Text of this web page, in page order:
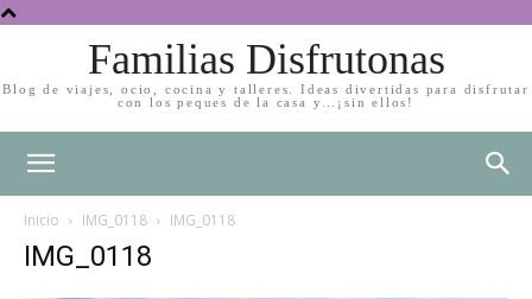
Familias Disfrutonas
Blog de viajes, ocio, cocina y talleres. Ideas divertidas para disfrutar
con los peques de la casa y…¡sin ellos!
Inicio IMG_0118 IMG_0118
IMG_0118